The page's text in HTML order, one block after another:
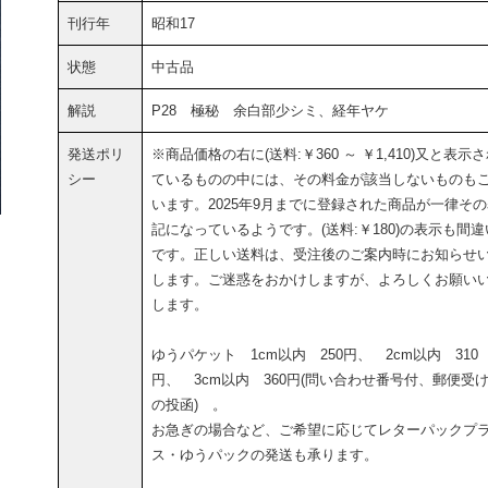
刊行年 昭和17
状態 中古品
解説 P28 極秘 余白部少シミ、経年ヤケ
発送ポリ
シー
※商品価格の右に(送料:￥360 ～ ￥1,410)又と表示
ているものの中には、その料金が該当しないものも
います。2025年9月までに登録された商品が一律そ
記になっているようです。(送料:￥180)の表示も間違
です。正しい送料は、受注後のご案内時にお知らせ
します。ご迷惑をおかけしますが、よろしくお願い
します。
ゆうパケット 1cm以内 250円、 2cm以内 310
円、 3cm以内 360円(問い合わせ番号付、郵便受
の投函) 。
お急ぎの場合など、ご希望に応じてレターパックプ
ス・ゆうパックの発送も承ります。